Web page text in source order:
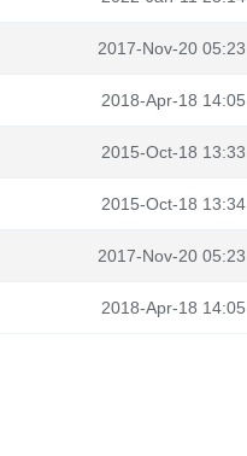
2017-Nov-20 05:23
2018-Apr-18 14:05
2015-Oct-18 13:33
2015-Oct-18 13:34
2017-Nov-20 05:23
2018-Apr-18 14:05